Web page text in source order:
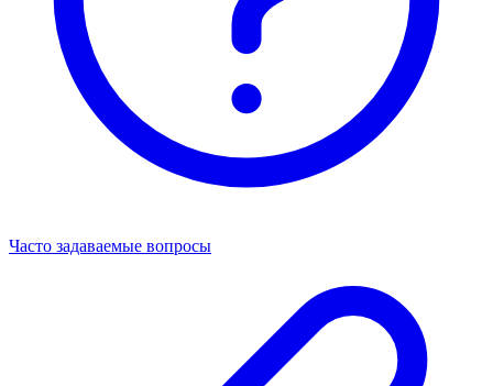
Часто задаваемые вопросы